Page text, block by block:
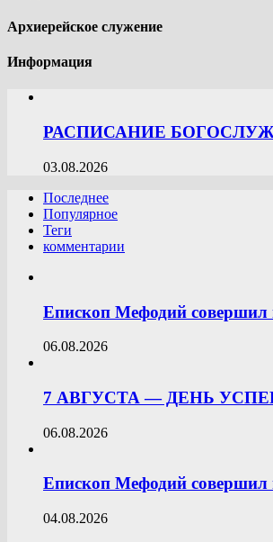
Архиерейское служение
Информация
РАСПИСАНИЕ
03.08.2026
Последнее
Популярное
Теги
комментарии
Епископ Мефодий совершил
06.08.2026
7 АВГУСТА — ДЕНЬ
06.08.2026
Епископ Мефодий совершил
04.08.2026